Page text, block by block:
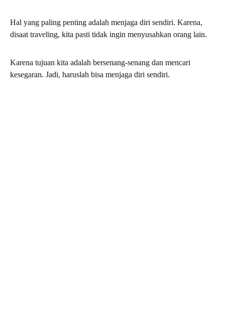
Hal yang paling penting adalah menjaga diri sendiri. Karena,
disaat traveling, kita pasti tidak ingin menyusahkan orang lain.
Karena tujuan kita adalah bersenang-senang dan mencari
kesegaran. Jadi, haruslah bisa menjaga diri sendiri.